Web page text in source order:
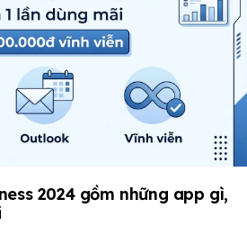
2024 gồm những app gì,